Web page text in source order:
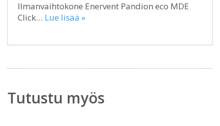
Ilmanvaihtokone Enervent Pandion eco MDE
Click… Lue lisää »
Tutustu myös